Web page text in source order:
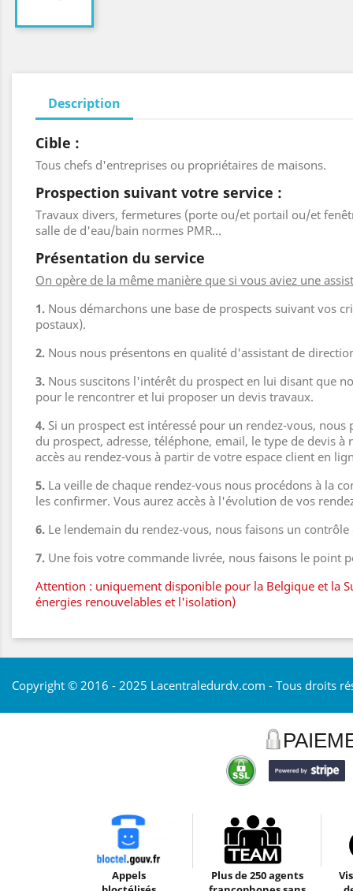
Description
Cible :
Tous chefs d'entreprises ou propriétaires de maisons.
Prospection suivant votre service :
Travaux divers, fermetures (porte ou/et portail ou/et
salle de d'eau/bain normes PMR...
Présentation du service
On opère de la même manière que si vous aviez une
1. Nous démarchons une base de prospects suivant vos
postaux).
2. Nous nous présentons en qualité d'assistant de
3. Nous suscitons l'intérêt du prospect en lui disant que
pour le rencontrer et lui proposer un devis travaux.
4. Si un prospect est intéressé pour un rendez-vous,
du prospect, adresse, téléphone, email, le type de devis
accès au rendez-vous à partir de votre espace client en
5. La veille de chaque rendez-vous nous procédons à la
les confirmer. Vous aurez accès à l'évolution de vos
6. Le lendemain du rendez-vous, nous faisons un
7. Une fois votre commande livrée, nous faisons le point
Attention : uniquement disponible pour la Belgique et la
énergies renouvelables et l'isolation)
Copyright © 2016 - 2025 Lacentraledurdv.com - Tous droits
Appels
Plus de 250 agents